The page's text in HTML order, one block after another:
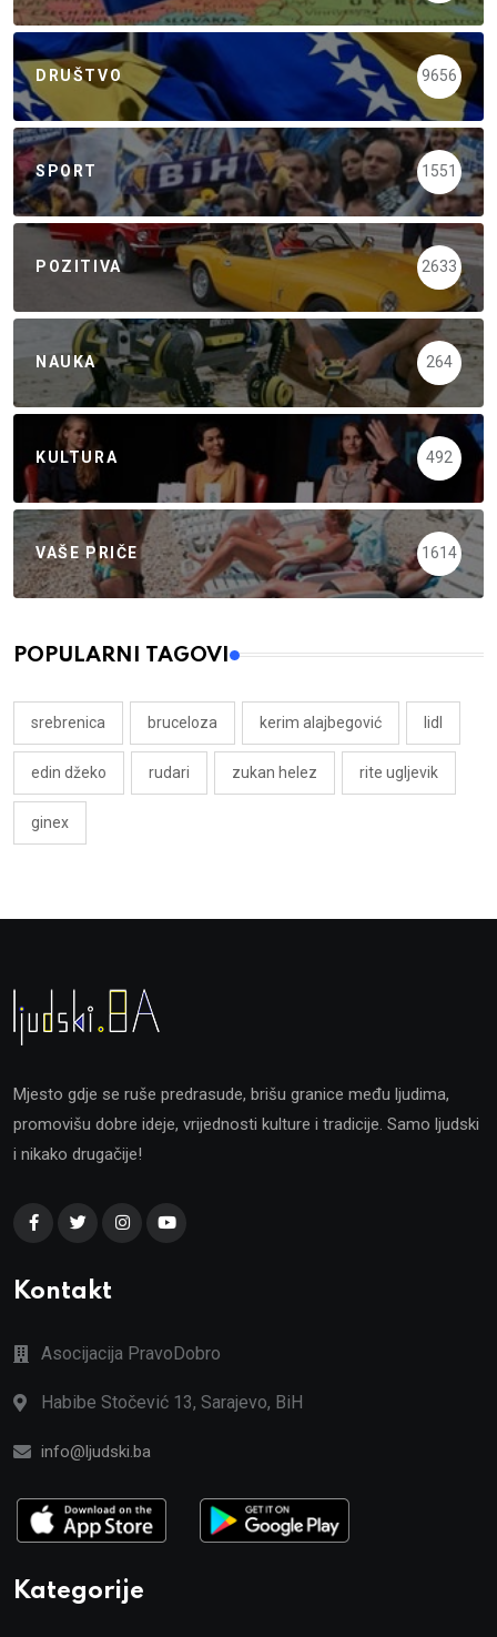
DRUŠTVO 9656
SPORT 1551
POZITIVA 2633
NAUKA 264
KULTURA 492
VAŠE PRIČE 1614
POPULARNI TAGOVI
srebrenica bruceloza kerim alajbegović lidl
edin džeko rudari zukan helez rite ugljevik
ginex
Mjesto gdje se ruše predrasude, brišu granice među ljudima,
promovišu dobre ideje, vrijednosti kulture i tradicije. Samo ljudski
i nikako drugačije!
Kontakt
Asocijacija PravoDobro
Habibe Stočević 13, Sarajevo, BiH
info@ljudski.ba
Kategorije